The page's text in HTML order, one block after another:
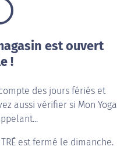
est ouvert
!
des jours fériés et
aussi vérifier si Mon Yoga
est fermé le dimanche.